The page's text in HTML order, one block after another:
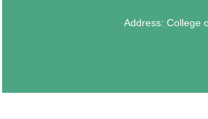
Address: College